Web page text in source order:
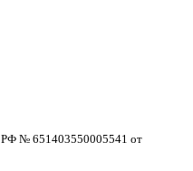
№ 651403550005541 от